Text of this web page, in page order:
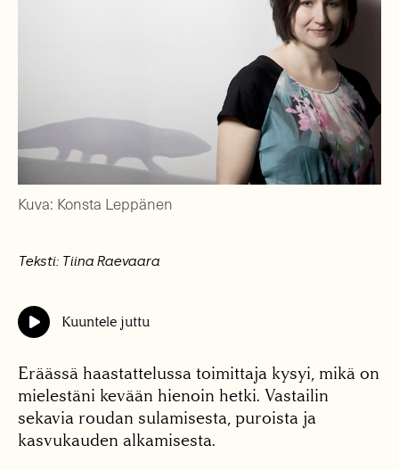
Kuva: Konsta Leppänen
Teksti: Tiina Raevaara
Kuuntele juttu
Eräässä haastattelussa toimittaja kysyi, mikä on
mielestäni kevään hienoin hetki. Vastailin
sekavia roudan sulamisesta, puroista ja
kasvukauden alkamisesta.